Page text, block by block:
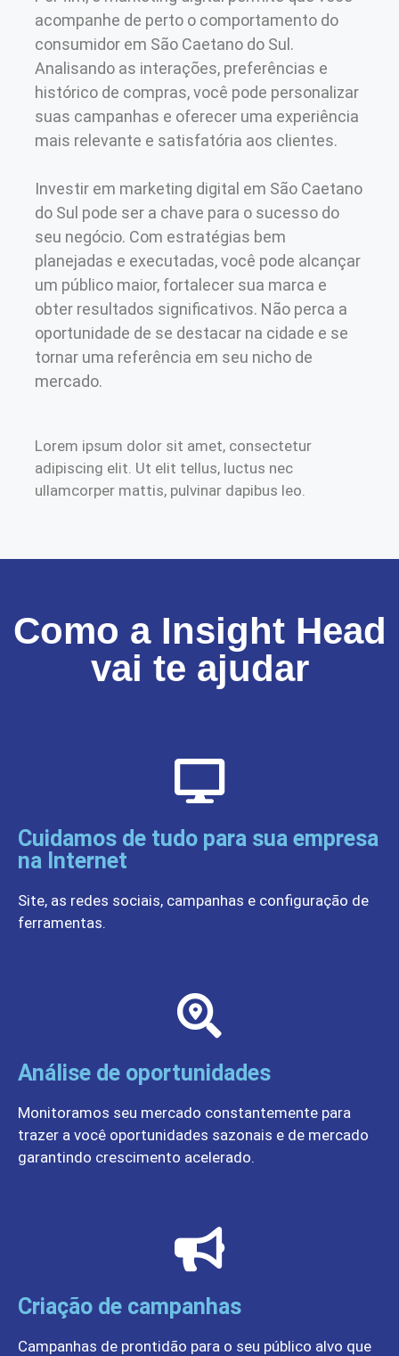
acompanhe de perto o comportamento do
consumidor em São Caetano do Sul.
Analisando as interações, preferências e
histórico de compras, você pode personalizar
suas campanhas e oferecer uma experiência
mais relevante e satisfatória aos clientes.
Investir em marketing digital em São Caetano
do Sul pode ser a chave para o sucesso do
seu negócio. Com estratégias bem
planejadas e executadas, você pode alcançar
um público maior, fortalecer sua marca e
obter resultados significativos. Não perca a
oportunidade de se destacar na cidade e se
tornar uma referência em seu nicho de
mercado.
Lorem ipsum dolor sit amet, consectetur
adipiscing elit. Ut elit tellus, luctus nec
ullamcorper mattis, pulvinar dapibus leo.
Como a Insight Head
vai te ajudar
Cuidamos de tudo para sua empresa
na Internet
Site, as redes sociais, campanhas e configuração de
ferramentas.
Análise de oportunidades
Monitoramos seu mercado constantemente para
trazer a você oportunidades sazonais e de mercado
garantindo crescimento acelerado.
Criação de campanhas
Campanhas de prontidão para o seu público alvo que